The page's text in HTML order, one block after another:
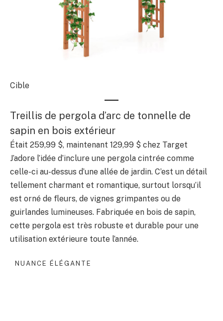
Cible
Treillis de pergola d’arc de tonnelle de
sapin en bois extérieur
Était 259,99 $, maintenant 129,99 $ chez Target
J’adore l’idée d’inclure une pergola cintrée comme
celle-ci au-dessus d’une allée de jardin. C’est un détail
tellement charmant et romantique, surtout lorsqu’il
est orné de fleurs, de vignes grimpantes ou de
guirlandes lumineuses. Fabriquée en bois de sapin,
cette pergola est très robuste et durable pour une
utilisation extérieure toute l’année.
NUANCE ÉLÉGANTE